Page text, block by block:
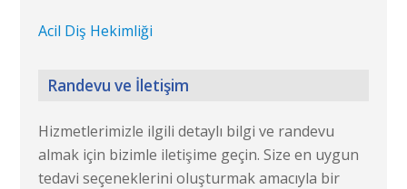
Acil Diş Hekimliği
Randevu ve İletişim
Hizmetlerimizle ilgili detaylı bilgi ve randevu
almak için bizimle iletişime geçin. Size en uygun
tedavi seçeneklerini oluşturmak amacıyla bir